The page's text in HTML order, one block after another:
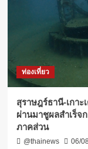
ท่องเที่ยว
สุราษฎร์ธานี-เกา
ผ่านมาชูผลสำเร็จ
ภาคส่วน
@thainews 06/